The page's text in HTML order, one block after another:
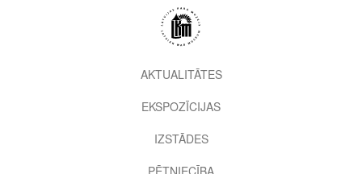
2nd
level
AKTUALITĀTES
EKSPOZĪCIJAS
IZSTĀDES
PĒTNIECĪBA